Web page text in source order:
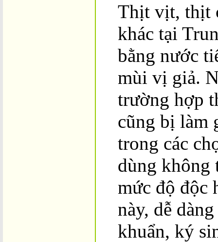
Thịt vịt, thịt
khác tại
bằng nước
mùi vị giả.
trường hợp
cũng bị làm
trong các
dùng không
mức độ độc
này, dễ
khuẩn, ký